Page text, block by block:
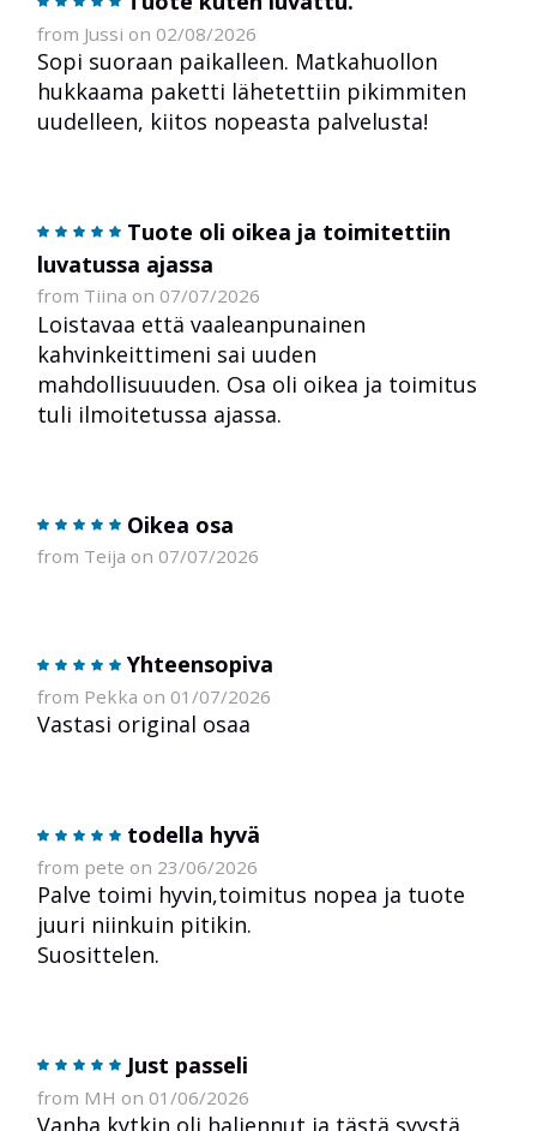
from Jussi on 02/08/2026
Sopi suoraan paikalleen. Matkahuollon
hukkaama paketti lähetettiin pikimmiten
uudelleen, kiitos nopeasta palvelusta!
Tuote oli oikea ja toimitettiin
luvatussa ajassa
from Tiina on 07/07/2026
Loistavaa että vaaleanpunainen
kahvinkeittimeni sai uuden
mahdollisuuuden. Osa oli oikea ja toimitus
tuli ilmoitetussa ajassa.
Oikea osa
from Teija on 07/07/2026
Yhteensopiva
from Pekka on 01/07/2026
Vastasi original osaa
todella hyvä
from pete on 23/06/2026
Palve toimi hyvin,toimitus nopea ja tuote
juuri niinkuin pitikin.
Suosittelen.
Just passeli
from MH on 01/06/2026
Vanha kytkin oli haljennut ja tästä syystä